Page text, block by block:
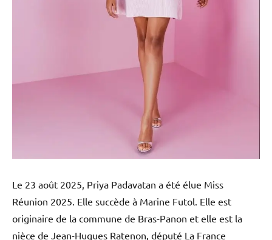
Le 23 août 2025, Priya Padavatan a été élue Miss
Réunion 2025. Elle succède à Marine Futol. Elle est
originaire de la commune de Bras-Panon et elle est la
nièce de Jean-Hugues Ratenon, député La France